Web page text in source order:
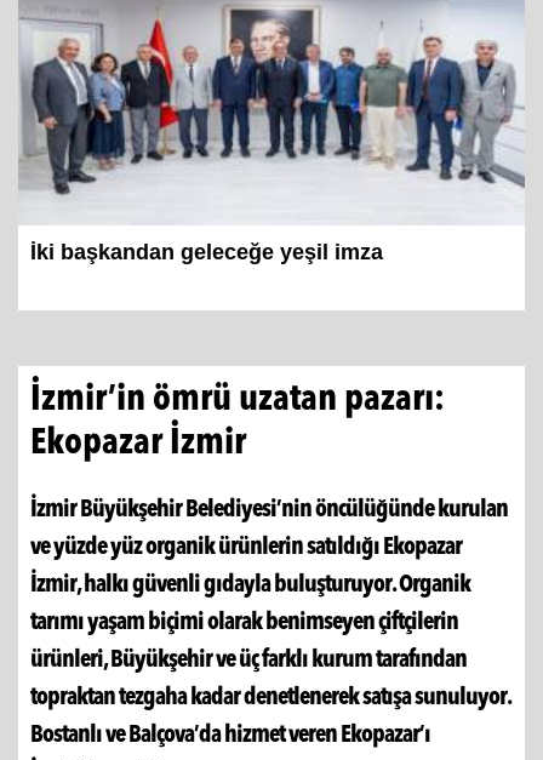
İki başkandan geleceğe yeşil imza
İzmir’in ömrü uzatan pazarı:
Ekopazar İzmir
İzmir Büyükşehir Belediyesi’nin öncülüğünde kurulan
ve yüzde yüz organik ürünlerin satıldığı Ekopazar
İzmir, halkı güvenli gıdayla buluşturuyor. Organik
tarımı yaşam biçimi olarak benimseyen çiftçilerin
ürünleri, Büyükşehir ve üç farklı kurum tarafından
topraktan tezgaha kadar denetlenerek satışa sunuluyor.
Bostanlı ve Balçova’da hizmet veren Ekopazar’ı